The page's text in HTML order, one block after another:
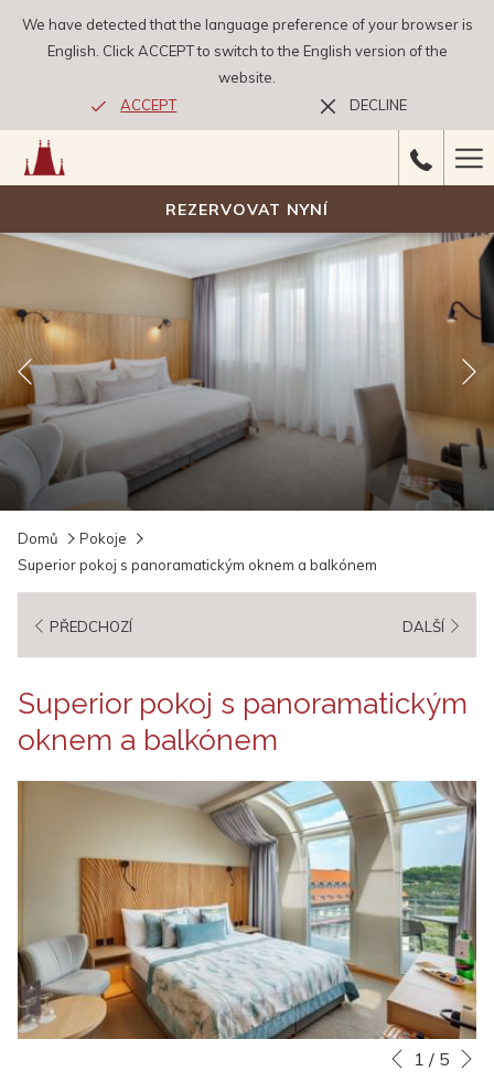
We have detected that the language preference of your browser is
English. Click ACCEPT to switch to the English version of the
website.
ACCEPT
DECLINE
REZERVOVAT NYNÍ
control
on
will
the
content
Předchozí
Domů
Pokoje
Superior pokoj s panoramatickým oknem a balkónem
PŘEDCHOZÍ DALŠÍ
Superior pokoj s panoramatickým
oknem a balkónem
Slideshow
Clicking
Předchozí
1 / 5